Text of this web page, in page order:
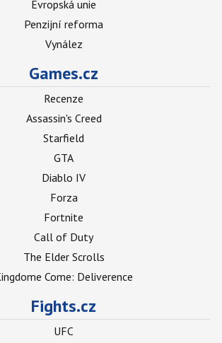
Evropská unie
Penzijní reforma
Vynález
Games.cz
Recenze
Assassin's Creed
Starfield
GTA
Diablo IV
Forza
Fortnite
Call of Duty
The Elder Scrolls
Come: Deliverence
Fights.cz
UFC